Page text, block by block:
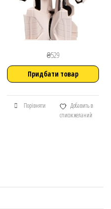
₴529
Придбати товар
Порівняти
Добавить в
список желаний